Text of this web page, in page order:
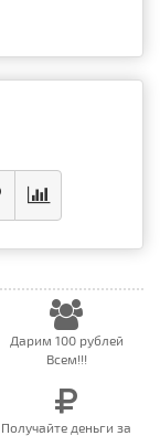
Дарим 100 рублей
Всем!!!
Получайте деньги за